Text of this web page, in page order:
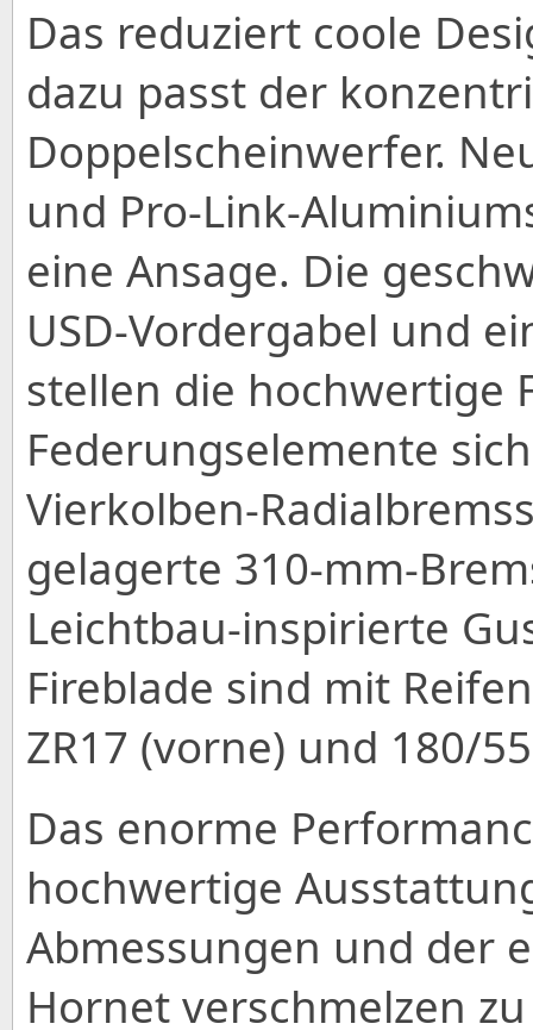
Das reduziert coole
dazu passt der
Doppelscheinwerfer.
und Pro-Link-
eine Ansage. Die
USD-Vordergabel und
stellen die hochwertige
Federungselemente
Vierkolben-
gelagerte 310-mm-
Leichtbau-inspirierte
Fireblade sind mit
ZR17 (vorne) und 180/
Das enorme
hochwertige
Abmessungen und der
Hornet verschmelzen